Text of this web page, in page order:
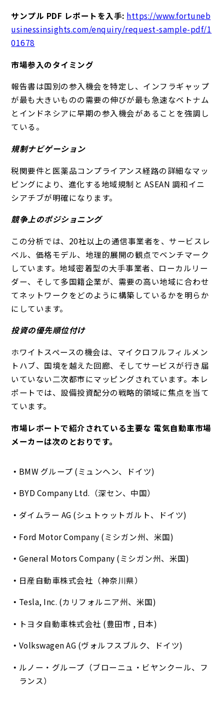
サンプル PDF レポートを入手: https://www.fortuneb
usinessinsights.com/enquiry/request-sample-pdf/1
01678
市場参入のタイミング
報告書は国別の参入機会を特定し、インフラギャップ
が最も大きいものの需要の伸びが最も急速なベトナム
とインドネシアに早期の参入機会があることを強調し
ている。
規制ナビゲーション
税関要件と医薬品コンプライアンス経路の詳細なマッ
ピングにより、進化する地域規制と ASEAN 調和イニ
シアチブが明確になります。
競争上のポジショニング
この分析では、20社以上の通信事業者を、サービスレ
ベル、価格モデル、地理的展開の観点でベンチマーク
しています。地域密着型の大手事業者、ローカルリー
ダー、そして多国籍企業が、需要の高い地域に合わせ
てネットワークをどのように構築しているかを明らか
にしています。
投資の優先順位付け
ホワイトスペースの機会は、マイクロフルフィルメン
トハブ、国境を越えた回廊、そしてサービスが行き届
いていない二次都市にマッピングされています。本レ
ポートでは、設備投資配分の戦略的領域に焦点を当て
ています。
市場レポートで紹介されている主要な 電気自動車市場
メーカーは次のとおりです。
BMW グループ (ミュンヘン、ドイツ)
BYD Company Ltd.（深セン、中国）
ダイムラー AG (シュトゥットガルト、ドイツ)
Ford Motor Company (ミシガン州、米国)
General Motors Company (ミシガン州、米国)
日産自動車株式会社（神奈川県）
Tesla, Inc. (カリフォルニア州、米国)
トヨタ自動車株式会社 (豊田市 , 日本)
Volkswagen AG (ヴォルフスブルク、ドイツ)
ルノー・グループ（ブローニュ・ビヤンクール、フ
ランス）